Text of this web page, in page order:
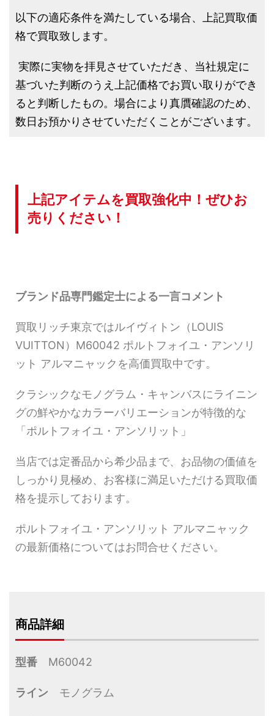
以下の適応条件を満たしている場合、上記買取価
格で買取致します。
実際に実物を拝見させていただき、当社規定に
基づいた判断のうえ上記価格でお買い取りができ
ると判断したもの。場合により真贋確認のため、
数日お預かりさせていただくことがございます。
上記アイテムを買取強化中！ぜひお
売りください！
ブランド品専門鑑定士による一言コメント
買取リッチ東京ではルイヴィトン（LOUIS
VUITTON）M60042 ポルトフォイユ・アンソリ
ット アルマニャックを高価買取中です。
クラシックなモノグラム・キャンバスにライニン
グの鮮やかなカラーバリエーションが特徴的な
「ポルトフォイユ・アンソリット」
当店では定番品から希少品まで、お品物の価値を
しっかり見極め、お客様に満足いただける買取価
格を提示しております。
ポルトフォイユ・アンソリット アルマニャック
の最新価格についてはお問合せください。
商品詳細
型番 M60042
ライン モノグラム